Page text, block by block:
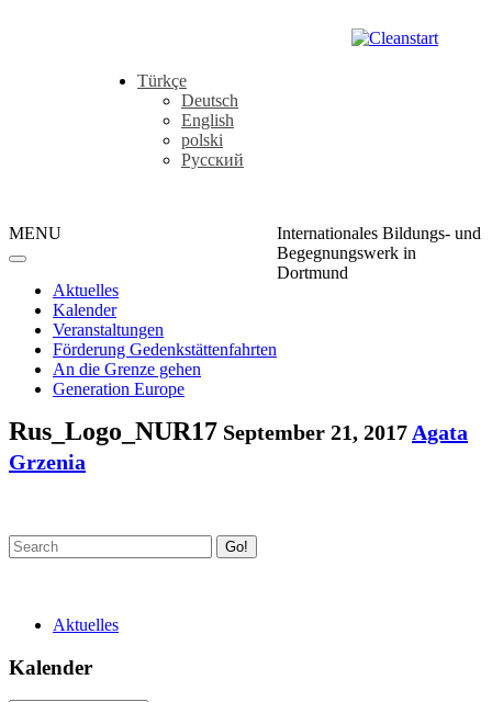
Türkçe
Deutsch
English
polski
Русский
MENU
Aktuelles
Kalender
Veranstaltungen
Förderung Gedenkstättenfahrten
An die Grenze gehen
Generation Europe
Internationales Bildungs- und
Begegnungswerk in
Dortmund
Rus_Logo_NUR17 September 21, 2017 Agata
Grzenia
Go!
Aktuelles
Kalender